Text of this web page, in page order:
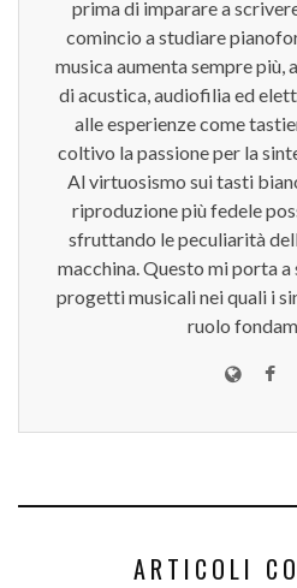
prima di imparare a
comincio a studiare
musica aumenta sempre più,
di acustica, audiofilia ed
alle esperienze come
coltivo la passione per la
Al virtuosismo sui tasti
riproduzione più fedele
sfruttando le peculiarità
macchina. Questo mi porta
progetti musicali nei quali i
ruolo
ARTICOLI